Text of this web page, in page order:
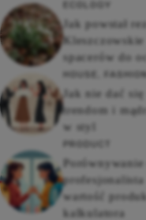
ECOLOGY
Jak powstał
spacerów do
HOUSE FASHION
Jak nie dać
trendom i
w styl
PRODUCT
wartość
kalkulatora